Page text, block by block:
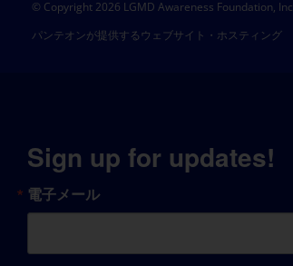
© Copyright 2026 LGMD Awareness Foundation, Inc
パンテオンが提供するウェブサイト・ホスティング
Sign up for updates!
電子メール